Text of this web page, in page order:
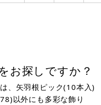
お探しですか？
、矢羽根ピック(10本入)
以外にも多彩な飾り